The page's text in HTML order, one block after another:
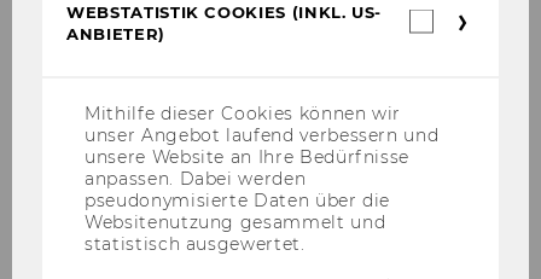
Juni 2021, 40. Stück
Mitteilungsblatt vom 16.
Juni 2021, 42. Stück
Mitteilungsblatt vom 23.
Juni 2021, 43. Stück
WEBSTATISTIK COOKIES (INKL. US-
ANBIETER)
Mithilfe dieser Cookies können wir
unser Angebot laufend verbessern und
unsere Website an Ihre Bedürfnisse
anpassen. Dabei werden
pseudonymisierte Daten über die
Websitenutzung gesammelt und
statistisch ausgewertet.